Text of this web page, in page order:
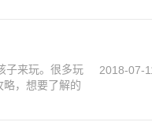
子来玩。很多玩
，想要了解的
2018-07-